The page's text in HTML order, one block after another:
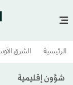
الرئيسية الشرق
شؤون إقليمية